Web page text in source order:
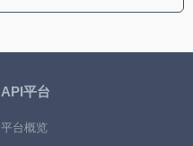
API平台
平台概览